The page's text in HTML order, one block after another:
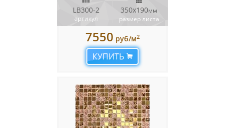
LB300‐2
артикул
350х190мм
размер листа
7550 руб/м2
КУПИТЬ